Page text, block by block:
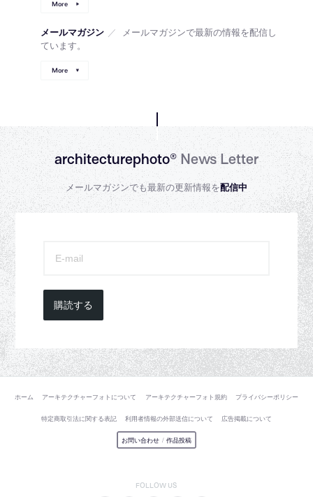
More
メールマガジン ／
メールマガジンで最新の情報を配信し
ています。
More
architecturephoto®News Letter
メールマガジンでも最新の更新情報を配信中
購読する
ホーム アーキテクチャーフォトについて アーキテクチャーフォト規約 プライバシーポリシー
特定商取引法に関する表記 利用者情報の外部送信について 広告掲載について
お問い合わせ / 作品投稿